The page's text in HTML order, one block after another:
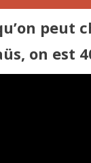
peut
on est